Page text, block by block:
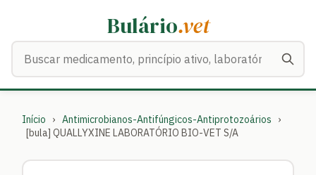
Bulário.vet
Início › Antimicrobianos-Antifúngicos-Antiprotozoários
›
[bula] QUALLYXINE LABORATÓRIO BIO-VET S/A